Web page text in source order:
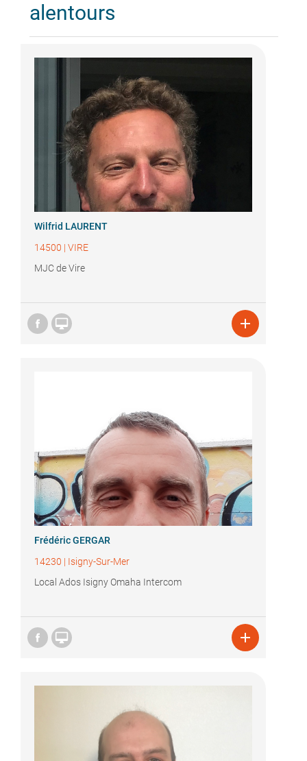
alentours
Wilfrid LAURENT
14500 | VIRE
MJC de Vire
 
Frédéric GERGAR
14230 | Isigny-Sur-Mer
Local Ados Isigny Omaha Intercom
 